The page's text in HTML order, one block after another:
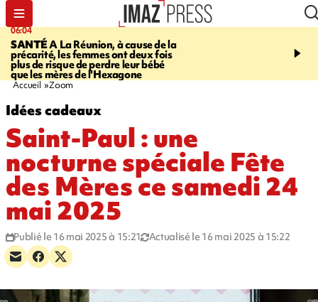
06:04
SANTÉA La Réunion, à cause de la
précarité, les femmes ont deux fois
plus de risque de perdre leur bébé
que les mères de l'Hexagone
07:23
route du Littoral
Accueil Zoom
Idées cadeaux
Saint-Paul : une
nocturne spéciale Fête
des Mères ce samedi 24
mai 2025
Publié le 16 mai 2025 à 15:21 Actualisé le 16 mai 2025 à 15:22